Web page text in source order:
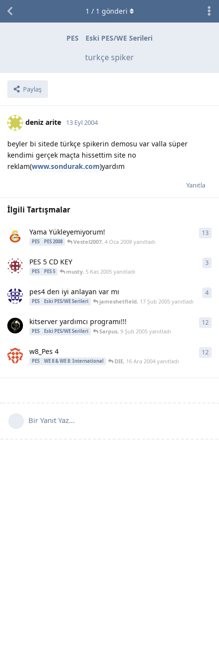
PES Eski PES/WE Serileri
turkçe spiker
Paylaş
1 / 1 gönderi
deniz arite 13 Eyl 2004
beyler bi sitede türkçe spikerin demosu var valla süper
kendimi gerçek maçta hissettim site no
reklam(www.sondurak.com)yardım
Yanıtla
İlgili Tartışmalar
Yama Yükleyemiyorum!
PES PES 2008 Vestel2007, 4 Oca 2008yanıtladı
13
PES 5 CD KEY
PES PES 5 musty, 5 Kas 2005yanıtladı
3
pes4 den iyi anlayan var mı
PES Eski PES/WE Serileri jameshetfield, 17 Şub 2005yanıtladı
4
kitserver yardımcı programı!!!
PES Eski PES/WE Serileri Sarpus, 9 Şub 2005yanıtladı
12
w8_Pes 4
PES WE 8 & WE 8: International DIE, 16 Ara 2004yanıtladı
12
Bir Yanıt Yaz...